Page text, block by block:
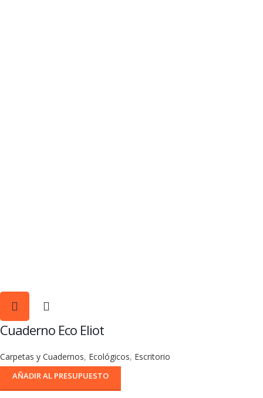
Cuaderno Eco Eliot
Carpetas y Cuadernos, Ecológicos, Escritorio
AÑADIR AL PRESUPUESTO